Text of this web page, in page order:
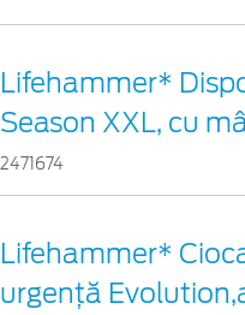
Lifehammer*
Season XXL, cu
2471674
Lifehammer*
urgenţă